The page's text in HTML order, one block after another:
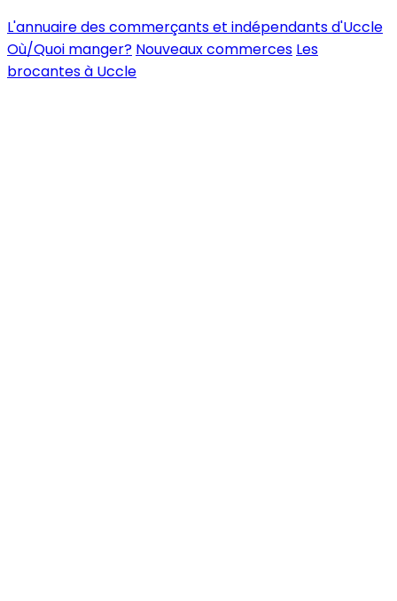
L'annuaire des commerçants et indépendants d'Uccle
Où/Quoi manger? Nouveaux commerces Les
brocantes à Uccle